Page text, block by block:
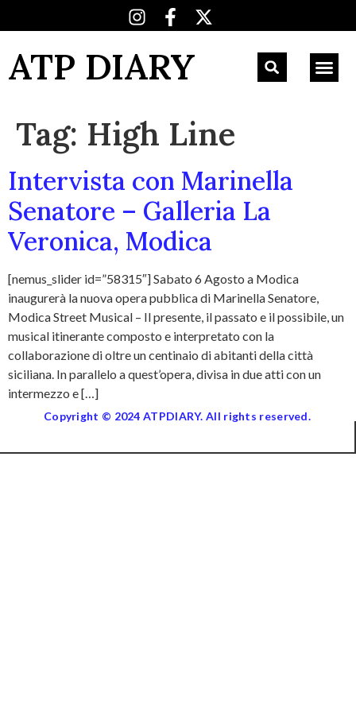
ATP DIARY
Tag: High Line
Intervista con Marinella
Senatore – Galleria La
Veronica, Modica
[nemus_slider id=”58315″] Sabato 6 Agosto a Modica
inaugurerà la nuova opera pubblica di Marinella Senatore,
Modica Street Musical – Il presente, il passato e il possibile, un
musical itinerante composto e interpretato con la
collaborazione di oltre un centinaio di abitanti della città
siciliana. In parallelo a quest’opera, divisa in due atti con un
intermezzo e […]
Copyright © 2024 ATPDIARY. All rights reserved.